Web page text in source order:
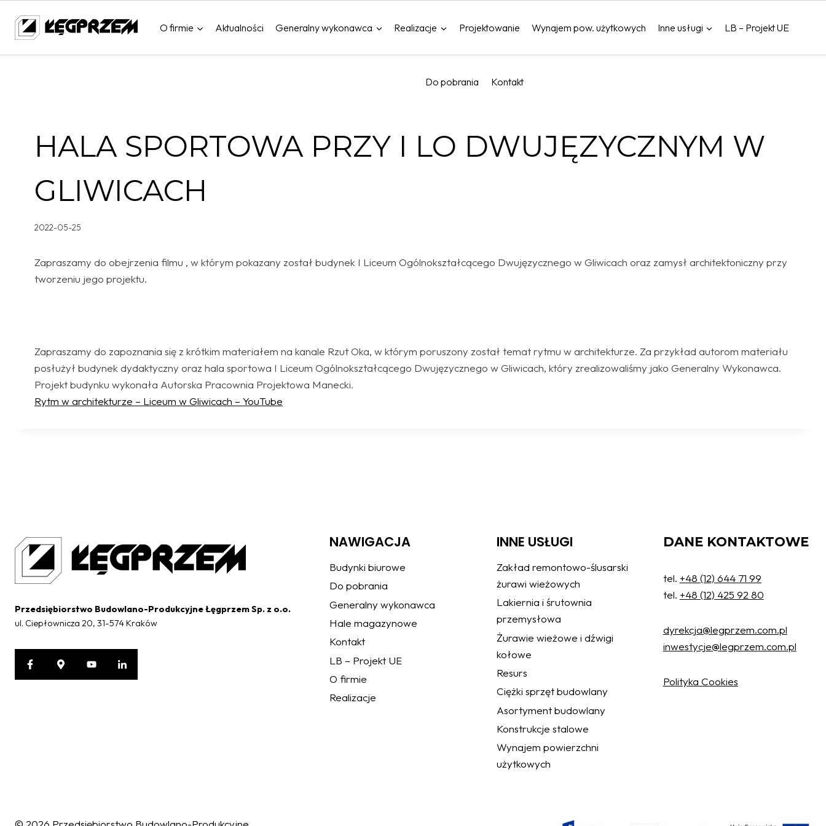
treści
O firmie Aktualności Generalny wykonawca Realizacje Projektowanie Wynajem pow. użytkowych Inne usługi LB – Projekt UE
Do pobrania Kontakt
HALA SPORTOWA PRZY I LO DWUJĘZYCZNYM W
GLIWICACH
2022-05-25
Zapraszamy do obejrzenia filmu , w którym pokazany został budynek I Liceum Ogólnokształcącego Dwujęzycznego w Gliwicach oraz zamysł architektoniczny przy
tworzeniu jego projektu.
Zapraszamy do zapoznania się z krótkim materiałem na kanale Rzut Oka, w którym poruszony został temat rytmu w architekturze. Za przykład autorom materiału
posłużył budynek dydaktyczny oraz hala sportowa I Liceum Ogólnokształcącego Dwujęzycznego w Gliwicach, który zrealizowaliśmy jako Generalny Wykonawca.
Projekt budynku wykonała Autorska Pracownia Projektowa Manecki.
Rytm w architekturze – Liceum w Gliwicach – YouTube
Przedsiębiorstwo Budowlano-Produkcyjne Łęgprzem Sp. z o.o.
ul. Ciepłownicza 20, 31-574 Kraków
NAWIGACJA
Budynki biurowe
Do pobrania
Generalny wykonawca
Hale magazynowe
Kontakt
LB – Projekt UE
O firmie
Realizacje
INNE USŁUGI
Zakład remontowo-ślusarski
żurawi wieżowych
Lakiernia i śrutownia
przemysłowa
Żurawie wieżowe i dźwigi
kołowe
Resurs
Ciężki sprzęt budowlany
Asortyment budowlany
Konstrukcje stalowe
Wynajem powierzchni
użytkowych
DANE KONTAKTOWE
tel. +48 (12) 644 71 99
tel. +48 (12) 425 92 80
dyrekcja@legprzem.com.pl
inwestycje@legprzem.com.pl
Polityka Cookies
W związku z wejściem w życie z dniem 25.05.2018 r. Rozporządzenia Parlamentu Europejskiego i Rady (UE) 2016/679 w sprawie ochrony osób